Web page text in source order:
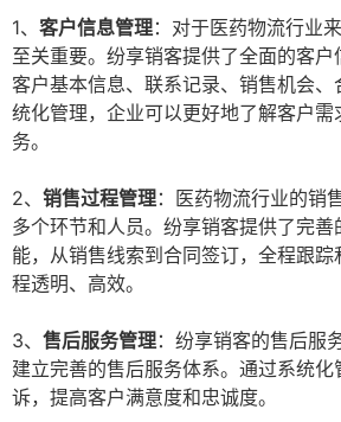
1、 客户信息管理：对于医药物流行业
至关重要。纷享销客提供了全面的客
客户基本信息、联系记录、销售机会、
统化管理，企业可以更好地了解客户需
务。
2、 销售过程管理：医药物流行业的销
多个环节和人员。纷享销客提供了完善
能，从销售线索到合同签订，全程跟
程透明、高效。
3、 售后服务管理：纷享销客的售后服
建立完善的售后服务体系。通过系统化
诉，提高客户满意度和忠诚度。